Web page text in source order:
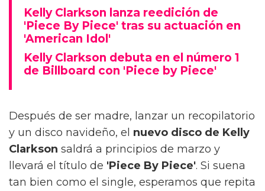
Kelly Clarkson lanza reedición de
'Piece By Piece' tras su actuación en
'American Idol'
Kelly Clarkson debuta en el número 1
de Billboard con 'Piece by Piece'
Después de ser madre, lanzar un recopilatorio
y un disco navideño, el nuevo disco de Kelly
Clarkson saldrá a principios de marzo y
llevará el título de 'Piece By Piece'. Si suena
tan bien como el single, esperamos que repita